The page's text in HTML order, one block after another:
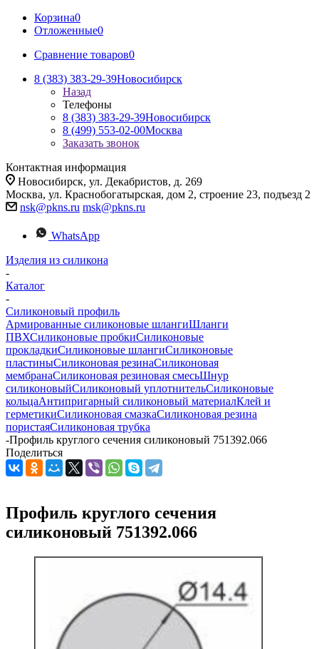
Корзина0
Отложенные0
Сравнение товаров0
8 (383) 383-29-39Новосибирск
Назад
Телефоны
8 (383) 383-29-39Новосибирск
8 (499) 553-02-00Москва
Заказать звонок
Контактная информация
Новосибирск, ул. Декабристов, д. 269
Москва, ул. Краснобогатырская, дом 2, строение 23, подъезд 2
nsk@pkns.ru msk@pkns.ru
WhatsApp
Изделия из силикона
-
Каталог
-
Силиконовый профиль
Армированные силиконовые шлангиШланги
ПВХСиликоновые пробкиСиликоновые
прокладкиСиликоновые шлангиСиликоновые
пластиныСиликоновая резинаСиликоновая
мембранаСиликоновая резиновая смесьШнур
силиконовыйСиликоновый уплотнительСиликоновые
кольцаАнтипригарный силиконовый материалКлей и
герметикиСиликоновая смазкаСиликоновая резина
пористаяСиликоновая трубка
-Профиль круглого сечения силиконовый 751392.066
Поделиться
Профиль круглого сечения
силиконовый 751392.066